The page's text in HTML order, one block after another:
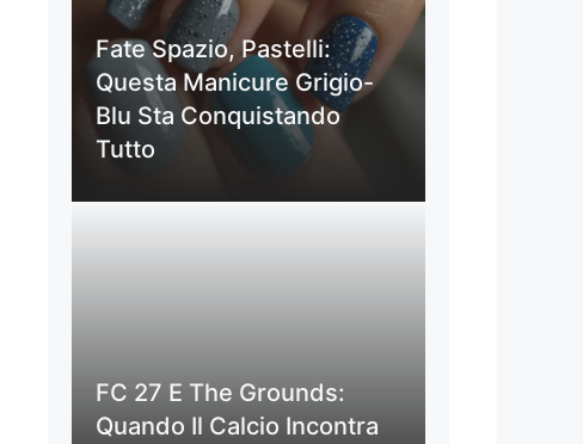
Fate Spazio, Pastelli:
Questa Manicure Grigio-
Blu Sta Conquistando
Tutto
FC 27 E The Grounds:
Quando Il Calcio Incontra